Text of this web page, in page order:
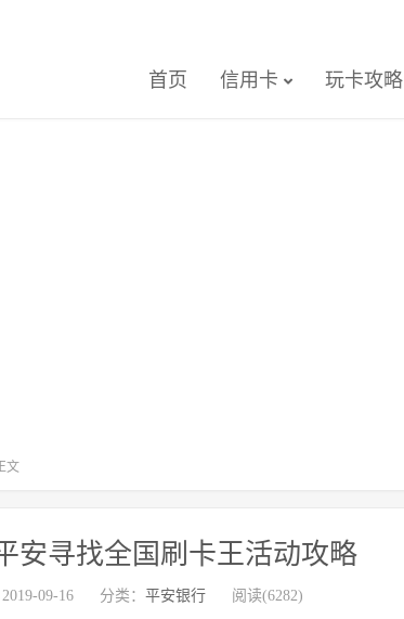
首页 信用卡 玩卡攻略
文
安寻找全国刷卡王活动攻略
2019-09-16 分类： 平安银行 阅读(6282)